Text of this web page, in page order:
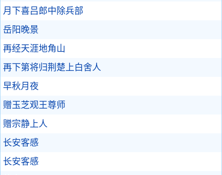
月下喜吕郎中除兵部
岳阳晚景
再经天涯地角山
再下第将归荆楚上白舍人
早秋月夜
赠玉芝观王尊师
赠宗静上人
长安客感
长安客感